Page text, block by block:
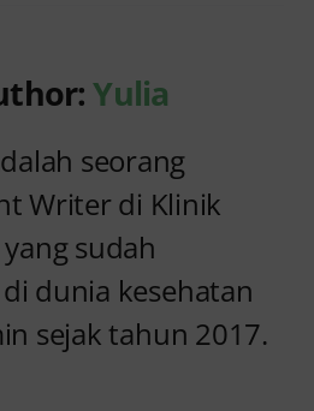
Yulia
seorang
Writer di Klinik
sudah
dunia kesehatan
sejak tahun 2017.